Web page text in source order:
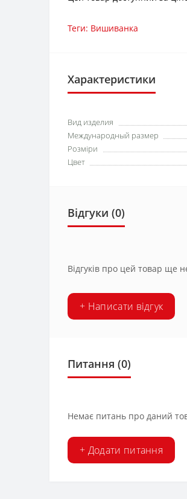
Теги: Вишиванка
Характеристики
Вид изделия
Международный размер
Розміри
Цвет
Відгуки (0)
Відгуків про цей товар ще
+ Написати відгук
Питання (0)
Немає питань про даний
+ Додати питання